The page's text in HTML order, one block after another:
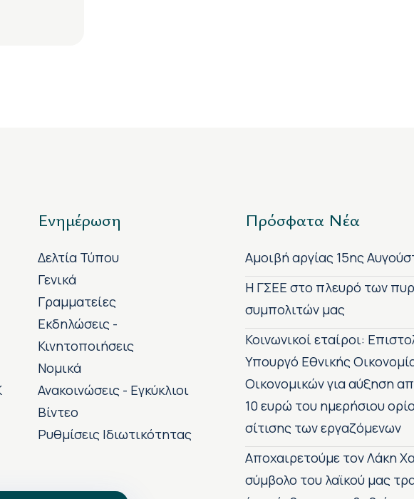
Ενημέρωση
Δελτία Τύπου
Γενικά
Γραμματείες
Εκδηλώσεις -
Κινητοποιήσεις
Νομικά
Ανακοινώσεις - Εγκύκλιοι
Βίντεο
Ρυθμίσεις Ιδιωτικότητας
Πρόσφατα Νέα
Αμοιβή αργίας 15ης
H ΓΣΕΕ στο πλευρό των
συμπολιτών μας
Κοινωνικοί εταίροι:
Υπουργό Εθνικής
Οικονομικών για αύξηση
10 ευρώ του ημερήσιου
σίτισης των εργαζόμενων
Αποχαιρετούμε τον Λάκη
σύμβολο του λαϊκού μας